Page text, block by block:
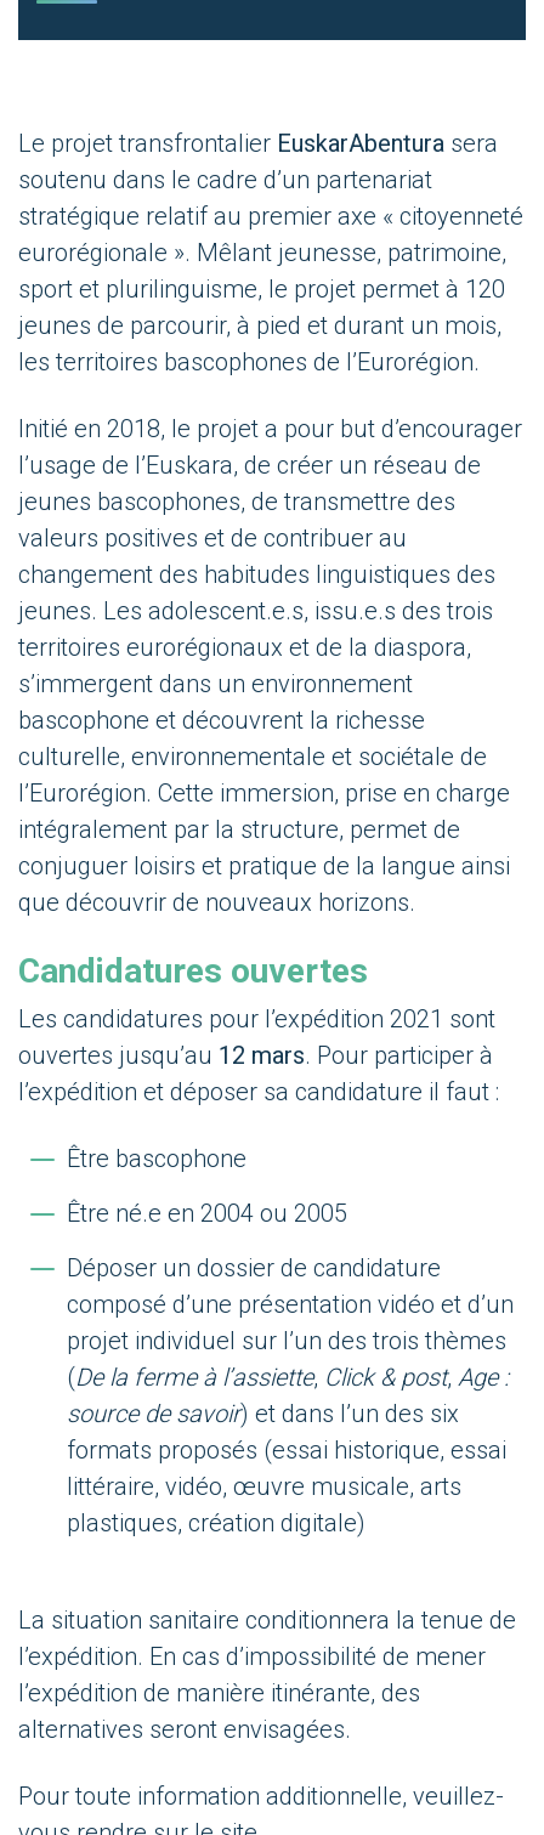
Le projet transfrontalier EuskarAbentura sera
soutenu dans le cadre d’un partenariat
stratégique relatif au premier axe « citoyenneté
eurorégionale ». Mêlant jeunesse, patrimoine,
sport et plurilinguisme, le projet permet à 120
jeunes de parcourir, à pied et durant un mois,
les territoires bascophones de l’Eurorégion.
Initié en 2018, le projet a pour but d’encourager
l’usage de l’Euskara, de créer un réseau de
jeunes bascophones, de transmettre des
valeurs positives et de contribuer au
changement des habitudes linguistiques des
jeunes. Les adolescent.e.s, issu.e.s des trois
territoires eurorégionaux et de la diaspora,
s’immergent dans un environnement
bascophone et découvrent la richesse
culturelle, environnementale et sociétale de
l’Eurorégion. Cette immersion, prise en charge
intégralement par la structure, permet de
conjuguer loisirs et pratique de la langue ainsi
que découvrir de nouveaux horizons.
Candidatures ouvertes
Les candidatures pour l’expédition 2021 sont
ouvertes jusqu’au 12 mars. Pour participer à
l’expédition et déposer sa candidature il faut :
Être bascophone
Être né.e en 2004 ou 2005
Déposer un dossier de candidature
composé d’une présentation vidéo et d’un
projet individuel sur l’un des trois thèmes
(De la ferme à l’assiette, Click & post, Age :
source de savoir) et dans l’un des six
formats proposés (essai historique, essai
littéraire, vidéo, œuvre musicale, arts
plastiques, création digitale)
La situation sanitaire conditionnera la tenue de
l’expédition. En cas d’impossibilité de mener
l’expédition de manière itinérante, des
alternatives seront envisagées.
Pour toute information additionnelle, veuillez-